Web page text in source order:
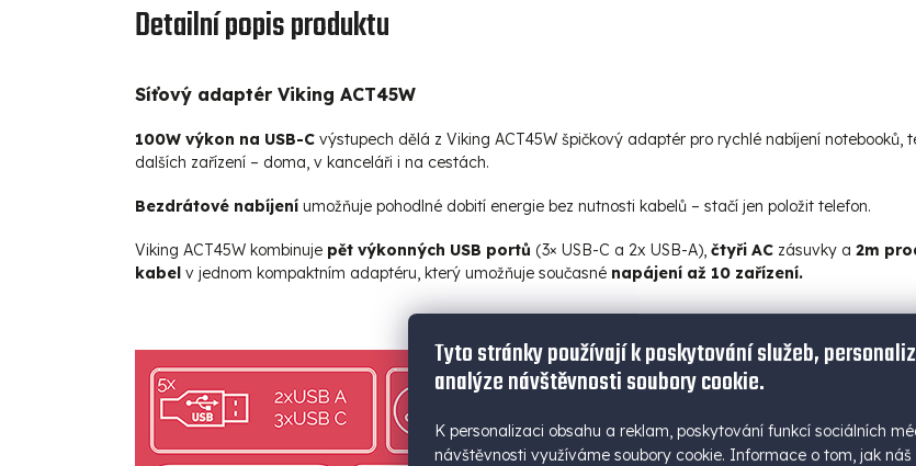
Tyto stránky používají k poskytování služeb,
analýze návštěvnosti soubory cookie.
K personalizaci obsahu a reklam, poskytování funkcí sociálních
návštěvnosti využíváme soubory cookie. Informace o tom, jak
Detailní popis produktu
Síťový adaptér Viking ACT45W
100W výkon na USB-C výstupech dělá z Viking ACT45W špičkový adaptér pro rychlé nabíjení notebooků,
dalších zařízení – doma, v kanceláři i na cestách.
Bezdrátové nabíjení umožňuje pohodlné dobití energie bez nutnosti kabelů – stačí jen položit telefon.
Viking ACT45W kombinuje pět výkonných USB portů (3× USB-C a 2x USB-A), čtyři AC zásuvky a 2m
kabel v jednom kompaktním adaptéru, který umožňuje současné napájení až 10 zařízení.